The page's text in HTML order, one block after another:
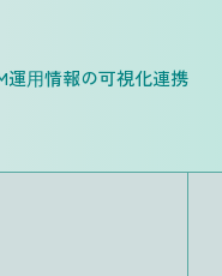
運⽤情報の可視化連携